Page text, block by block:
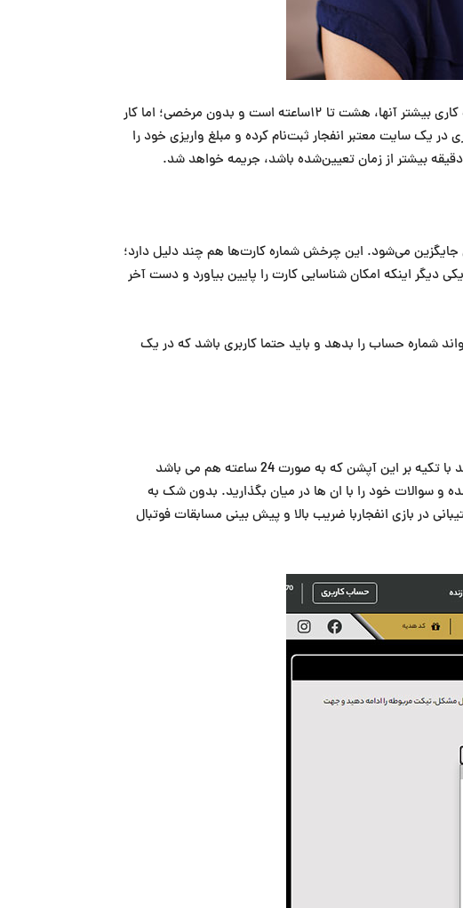
این سایت‌ها عموما 24 ساعته آنلاین هستند و کار پشتیبان‌ها، پاسخ‌دادن به سؤالات کاربران کازینو زنده است. شیفت کاری بیشتر آنها، هشت تا ۱۲ساعته است و بدون مرخصی؛ اما کار
یک سایت معتبر انفجار ثبت‌نام کرده و مبلغ واریزی خود را
جایگزین می‌شود. این چرخش شماره کارت‌ها هم چند دلیل دارد؛
دیگر اینکه امکان شناسایی کارت را پایین بیاورد و دست آخر
شماره حساب را بدهد و باید حتما کاربری باشد که در یک
موضوع پشتیبانی یکی از مهم ترین موارد سایت های معتبرانفجار و بازی آنلاین کازینو می باشد. در واقع شما می توانید با تکیه بر این آپشن که به صورت 24 ساعته هم می باشد
و سوالات خود را با ان ها در میان بگذارید. بدون شک به
بازی انفجاربا ضریب بالا و پیش بینی مسابقات فوتبال